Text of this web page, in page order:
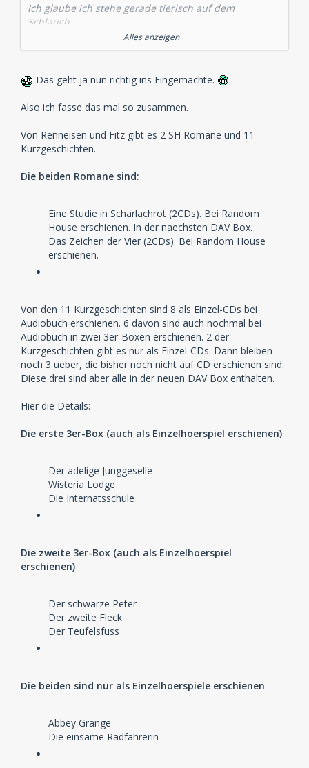
Ich glaube ich stehe gerade tierisch auf dem
Schlauch....
Du sprichst mal von den Boxen von Audiobuch und
herausgekommen sind.
Nur "Die einsame Radfahrerin" und "Abbey Grange"
lässt du immer zum Ende hin wieder unter den Tisch
Gehen wir es mal praktisch an. Wenn DAV alle
Hörspiele von Audiobuch und die zweite Hälfte der
(halte ich für weniger wahrscheinlich) oder drei Boxen
(zweimal 3 CDs und einmal 4 CDs) daraus machen.
Die anderen Sachen, die ich vorher aufgelistet habe,
bieten auch noch Spielzeit für 2 oder 3 Boxen.
Alles anzeigen
Das geht ja nun richtig ins Eingemachte.
Also ich fasse das mal so zusammen.
Von Renneisen und Fitz gibt es 2 SH Romane und 11
Kurzgeschichten.
Die beiden Romane sind:
Eine Studie in Scharlachrot (2CDs). Bei Random
House erschienen. In der naechsten DAV Box.
Das Zeichen der Vier (2CDs). Bei Random House
erschienen.
Von den 11 Kurzgeschichten sind 8 als Einzel-CDs bei
Audiobuch erschienen. 6 davon sind auch nochmal bei
Audiobuch in zwei 3er-Boxen erschienen. 2 der
Kurzgeschichten gibt es nur als Einzel-CDs. Dann bleiben
noch 3 ueber, die bisher noch nicht auf CD erschienen sind.
Diese drei sind aber alle in der neuen DAV Box enthalten.
Hier die Details:
Die erste 3er-Box (auch als Einzelhoerspiel erschienen)
Der adelige Junggeselle
Wisteria Lodge
Die Internatsschule
Die zweite 3er-Box (auch als Einzelhoerspiel
erschienen)
Der schwarze Peter
Der zweite Fleck
Der Teufelsfuss
Die beiden sind nur als Einzelhoerspiele erschienen
Abbey Grange
Die einsame Radfahrerin